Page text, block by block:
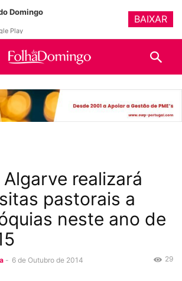
realizará
pastorais a
neste ano de
- 6 de Outubro de 2014 29
Domingo
Play
BAIXAR